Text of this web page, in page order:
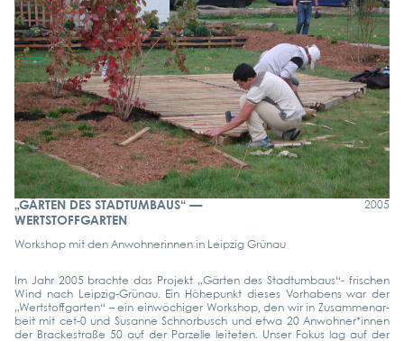
„GÄRTEN DES STADTUMBAUS“ —
WERTSTOFFGARTEN
2005
Work­shop mit den Anwoh­ne­rin­nen in Leip­zig Grün­au
Im Jahr 2005 brach­te das Pro­jekt „Gär­ten des Stadt­um­baus“- fri­schen
Wind nach Lei­p­­zig-Grün­au. Ein Höhe­punkt die­ses Vor­ha­bens war der
„Wert­stoff­gar­ten“ – ein ein­wö­chi­ger Work­shop, den wir in Zusam­men­ar­
beit mit cet‑0 und Susan­ne Schnor­busch und etwa 20 Anwohner*innen
der Bra­cke­stra­ße 50 auf der Par­zel­le lei­te­ten. Unser Fokus lag auf der